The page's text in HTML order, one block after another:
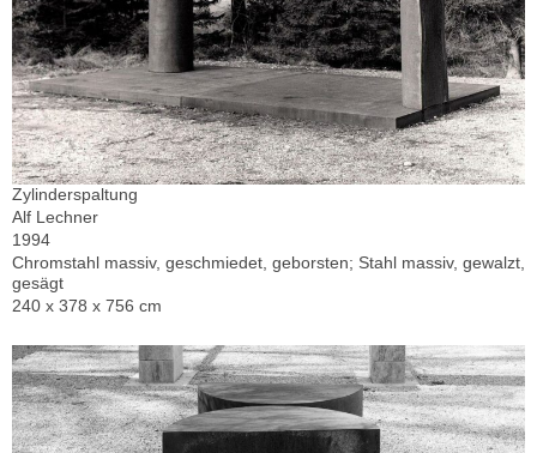
Zylinderspaltung
Alf Lechner
1994
Chromstahl massiv, geschmiedet, geborsten; Stahl massiv, gewalzt,
gesägt
240 x 378 x 756 cm